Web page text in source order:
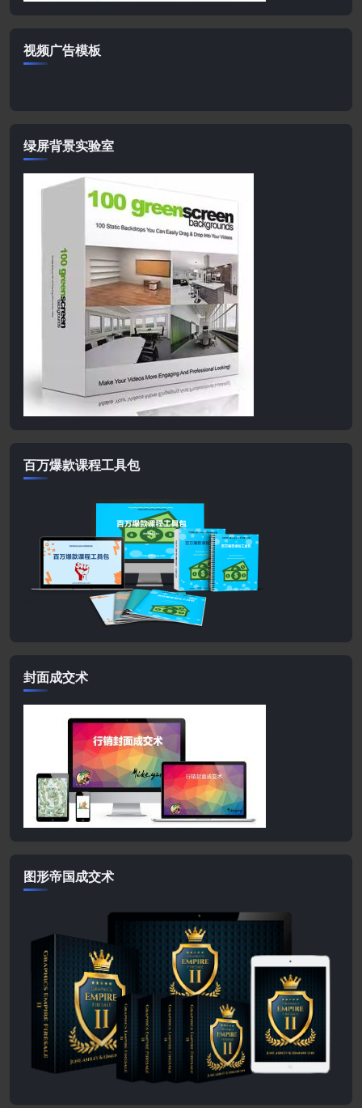
视频广告模板
绿屏背景实验室
百万爆款课程工具包
封面成交术
图形帝国成交术